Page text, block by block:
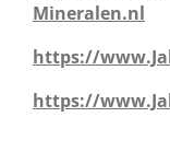
Mineralen.nl
https://
https://